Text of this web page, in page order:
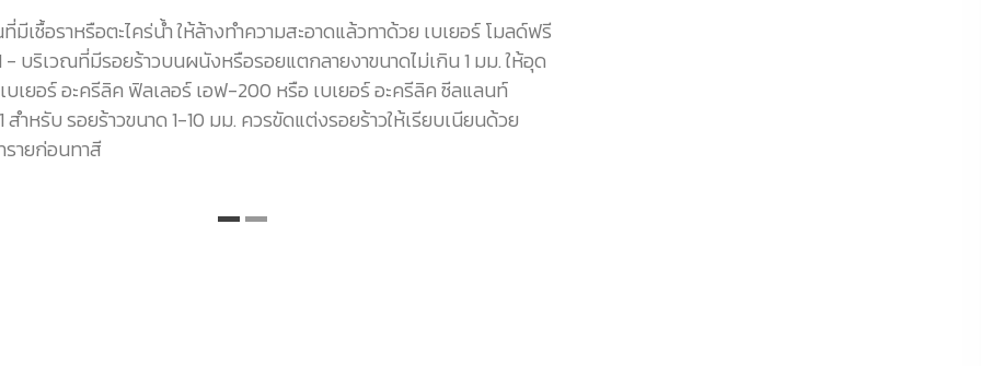
เชื้อราหรือตะไคร่น้ำ ให้ล้างทำความสะอาดแล้วทาด้วย เบเยอร์ โมลด์ฟรี
- บริเวณที่มีรอยร้าวบนผนังหรือรอยแตกลายงาขนาดไม่เกิน 1 มม. ให้อุด
บเยอร์ อะครีลิค ฟิลเลอร์ เอฟ-200 หรือ เบเยอร์ อะครีลิค ซีลแลนท์
ำหรับ รอยร้าวขนาด 1-10 มม. ควรขัดแต่งรอยร้าวให้เรียบเนียนด้วย
ายก่อนทาสี